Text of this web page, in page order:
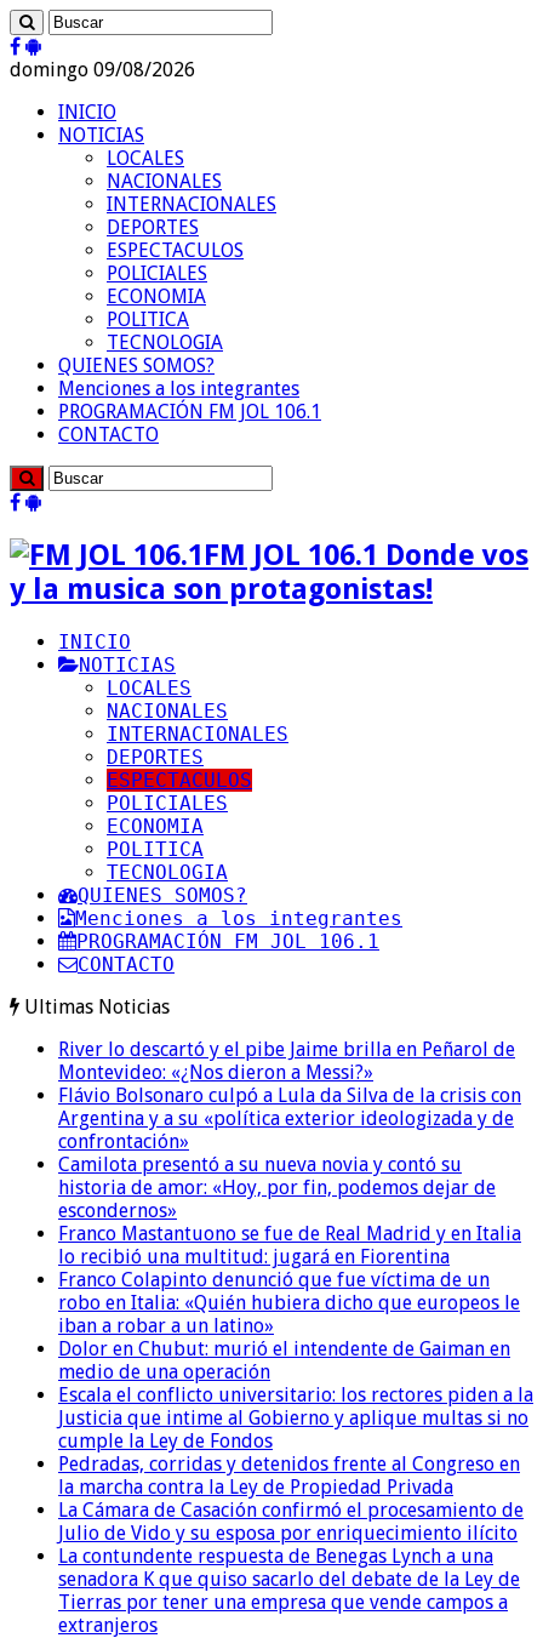
domingo 09/08/2026
INICIO
NOTICIAS
LOCALES
NACIONALES
INTERNACIONALES
DEPORTES
ESPECTACULOS
POLICIALES
ECONOMIA
POLITICA
TECNOLOGIA
QUIENES SOMOS?
Menciones a los integrantes
PROGRAMACIÓN FM JOL 106.1
CONTACTO
FM JOL 106.1 Donde vos
y la musica son protagonistas!
INICIO
NOTICIAS
LOCALES
NACIONALES
INTERNACIONALES
DEPORTES
ESPECTACULOS
POLICIALES
ECONOMIA
POLITICA
TECNOLOGIA
QUIENES SOMOS?
Menciones a los integrantes
PROGRAMACIÓN FM JOL 106.1
CONTACTO
Ultimas Noticias
River lo descartó y el pibe Jaime brilla en Peñarol de
Montevideo: «¿Nos dieron a Messi?»
Flávio Bolsonaro culpó a Lula da Silva de la crisis con
Argentina y a su «política exterior ideologizada y de
confrontación»
Camilota presentó a su nueva novia y contó su
historia de amor: «Hoy, por fin, podemos dejar de
escondernos»
Franco Mastantuono se fue de Real Madrid y en Italia
lo recibió una multitud: jugará en Fiorentina
Franco Colapinto denunció que fue víctima de un
robo en Italia: «Quién hubiera dicho que europeos le
iban a robar a un latino»
Dolor en Chubut: murió el intendente de Gaiman en
medio de una operación
Escala el conflicto universitario: los rectores piden a la
Justicia que intime al Gobierno y aplique multas si no
cumple la Ley de Fondos
Pedradas, corridas y detenidos frente al Congreso en
la marcha contra la Ley de Propiedad Privada
La Cámara de Casación confirmó el procesamiento de
Julio de Vido y su esposa por enriquecimiento ilícito
La contundente respuesta de Benegas Lynch a una
senadora K que quiso sacarlo del debate de la Ley de
Tierras por tener una empresa que vende campos a
extranjeros